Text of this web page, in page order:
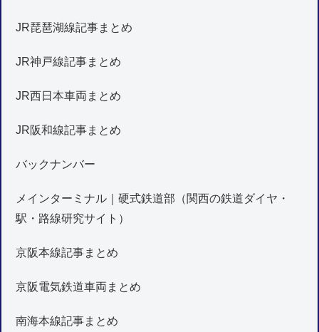
JR琵琶湖線記事まとめ
JR神戸線記事まとめ
JR西日本車両まとめ
JR阪和線記事まとめ
バックナンバー
メインターミナル｜硬式鉄道部（関西の鉄道ダイヤ・
駅・路線研究サイト）
京阪本線記事まとめ
京阪電気鉄道車両まとめ
南海本線記事まとめ